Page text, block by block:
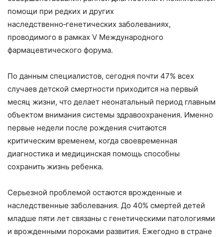
помощи при редких и других
наследственно‑генетических заболеваниях,
проводимого в рамках V Международного
фармацевтического форума.
По данным специалистов, сегодня почти 47% всех
случаев детской смертности приходится на первый
месяц жизни, что делает неонатальный период главным
объектом внимания системы здравоохранения. Именно
первые недели после рождения считаются
критическим временем, когда своевременная
диагностика и медицинская помощь способны
сохранить жизнь ребенка.
Серьезной проблемой остаются врожденные и
наследственные заболевания. До 40% смертей детей
младше пяти лет связаны с генетическими патологиями
и врожденными пороками развития. Ежегодно в стране